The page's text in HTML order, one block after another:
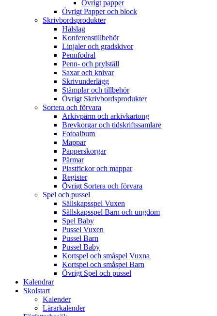
Övrigt papper
Övrigt Papper och block
Skrivbordsprodukter
Hålslag
Konferenstillbehör
Linjaler och gradskivor
Pennfodral
Penn- och prylställ
Saxar och knivar
Skrivunderlägg
Stämplar och tillbehör
Övrigt Skrivbordsprodukter
Sortera och förvara
Arkivpärm och arkivkartong
Brevkorgar och tidskriftssamlare
Fotoalbum
Mappar
Papperskorgar
Pärmar
Plastfickor och mappar
Register
Övrigt Sortera och förvara
Spel och pussel
Sällskapsspel Vuxen
Sällskapsspel Barn och ungdom
Spel Baby
Pussel Vuxen
Pussel Barn
Pussel Baby
Kortspel och småspel Vuxna
Kortspel och småspel Barn
Övrigt Spel och pussel
Kalendrar
Skolstart
Kalender
Lärarkalender